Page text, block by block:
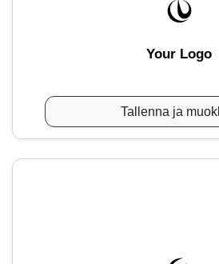
Your Logo
Tallenna ja